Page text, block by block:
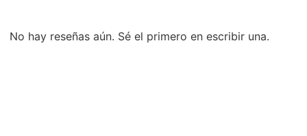
No hay reseñas aún. Sé el primero en escribir una.